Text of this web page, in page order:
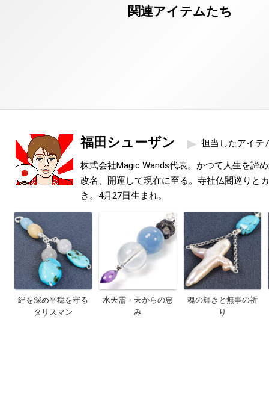
福田シューザン 担当したアイテ
株式会社Magic Wands代表。かつて人生を諦
改名、開運して現在に至る。寺社仏閣巡りと
き。4月27日生まれ。
絆を深め平穏を守る
タリスマン
水天需・天からの恵
み
魂の輝きと無事の祈
り